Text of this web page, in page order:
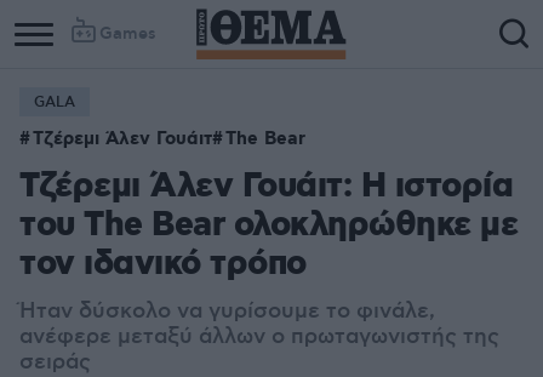
Games
GALA
Τζέρεμι Άλεν Γουάιτ The Bear
Τζέρεμι Άλεν Γουάιτ: Η ιστορία
του The Bear ολοκληρώθηκε με
τον ιδανικό τρόπο
Ήταν δύσκολο να γυρίσουμε το φινάλε,
ανέφερε μεταξύ άλλων ο πρωταγωνιστής της
σειράς